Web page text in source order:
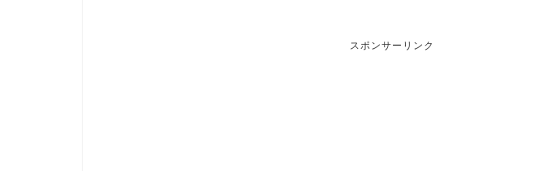
スポンサーリンク